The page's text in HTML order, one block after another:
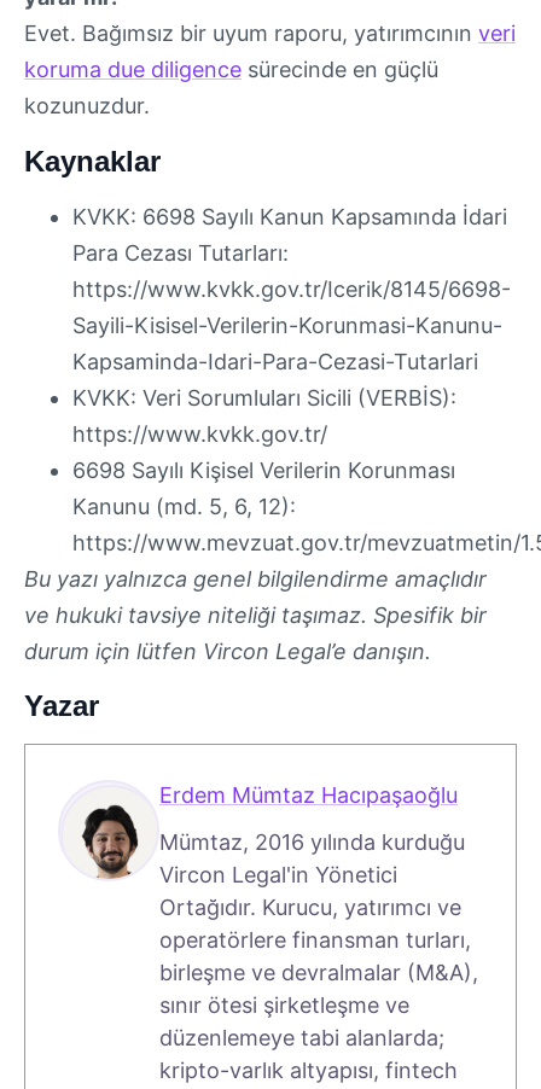
Evet. Bağımsız bir uyum raporu, yatırımcının veri
koruma due diligence sürecinde en güçlü
kozunuzdur.
Kaynaklar
KVKK: 6698 Sayılı Kanun Kapsamında İdari
Para Cezası Tutarları:
https://www.kvkk.gov.tr/Icerik/8145/6698-
Sayili-Kisisel-Verilerin-Korunmasi-Kanunu-
Kapsaminda-Idari-Para-Cezasi-Tutarlari
KVKK: Veri Sorumluları Sicili (VERBİS):
https://www.kvkk.gov.tr/
6698 Sayılı Kişisel Verilerin Korunması
Kanunu (md. 5, 6, 12):
https://www.mevzuat.gov.tr/mevzuatmetin/
Bu yazı yalnızca genel bilgilendirme amaçlıdır
ve hukuki tavsiye niteliği taşımaz. Spesifik bir
durum için lütfen Vircon Legal’e danışın.
Yazar
Erdem Mümtaz Hacıpaşaoğlu
Mümtaz, 2016 yılında kurduğu
Vircon Legal'in Yönetici
Ortağıdır. Kurucu, yatırımcı ve
operatörlere finansman turları,
birleşme ve devralmalar (M&A),
sınır ötesi şirketleşme ve
düzenlemeye tabi alanlarda;
kripto-varlık altyapısı, fintech